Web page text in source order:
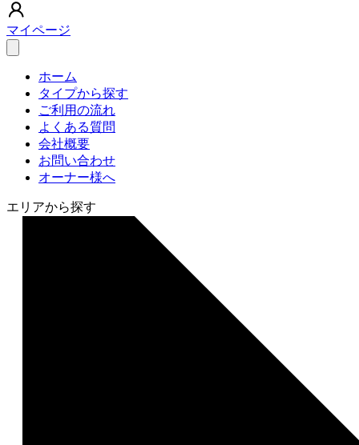
マイページ
ホーム
タイプから探す
ご利用の流れ
よくある質問
会社概要
お問い合わせ
オーナー様へ
エリアから探す